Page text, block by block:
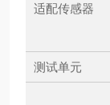
适配传感器
测试单元